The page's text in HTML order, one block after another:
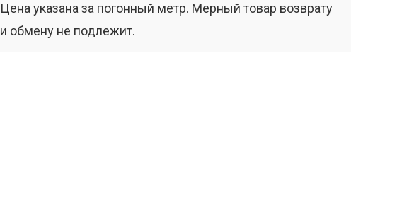
Цена указана за погонный метр. Мерный товар возврату
и обмену не подлежит.